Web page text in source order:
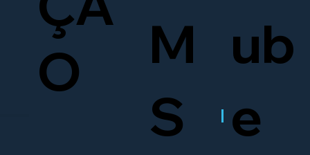
M
S
ub
e
O